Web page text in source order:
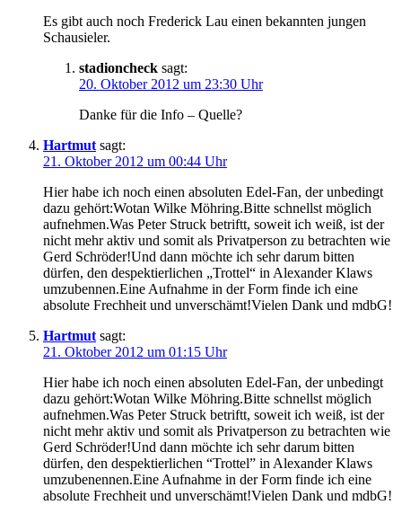
Es gibt auch noch Frederick Lau einen bekannten jungen
Schausieler.
stadioncheck sagt:
20. Oktober 2012 um 23:30 Uhr
Danke für die Info – Quelle?
Hartmut sagt:
21. Oktober 2012 um 00:44 Uhr
Hier habe ich noch einen absoluten Edel-Fan, der unbedingt
dazu gehört:Wotan Wilke Möhring.Bitte schnellst möglich
aufnehmen.Was Peter Struck betriftt, soweit ich weiß, ist der
nicht mehr aktiv und somit als Privatperson zu betrachten wie
Gerd Schröder!Und dann möchte ich sehr darum bitten
dürfen, den despektierlichen „Trottel“ in Alexander Klaws
umzubennen.Eine Aufnahme in der Form finde ich eine
absolute Frechheit und unverschämt!Vielen Dank und mdbG!
Hartmut sagt:
21. Oktober 2012 um 01:15 Uhr
Hier habe ich noch einen absoluten Edel-Fan, der unbedingt
dazu gehört:Wotan Wilke Möhring.Bitte schnellst möglich
aufnehmen.Was Peter Struck betriftt, soweit ich weiß, ist der
nicht mehr aktiv und somit als Privatperson zu betrachten wie
Gerd Schröder!Und dann möchte ich sehr darum bitten
dürfen, den despektierlichen “Trottel” in Alexander Klaws
umzubenennen.Eine Aufnahme in der Form finde ich eine
absolute Frechheit und unverschämt!Vielen Dank und mdbG!